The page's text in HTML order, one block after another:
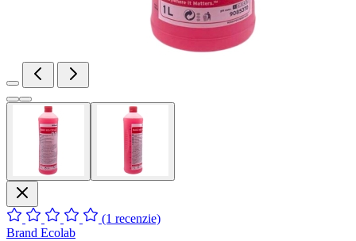
(1 recenzie)
Brand Ecolab